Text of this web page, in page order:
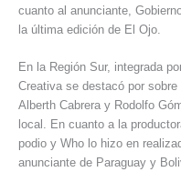
cuanto al anunciante,
la última edición de El Ojo.
En la Región Sur, integrada
Creativa se destacó por
Alberth Cabrera y Rodolfo
local. En cuanto a la
podio y Who lo hizo en
anunciante de Paraguay y